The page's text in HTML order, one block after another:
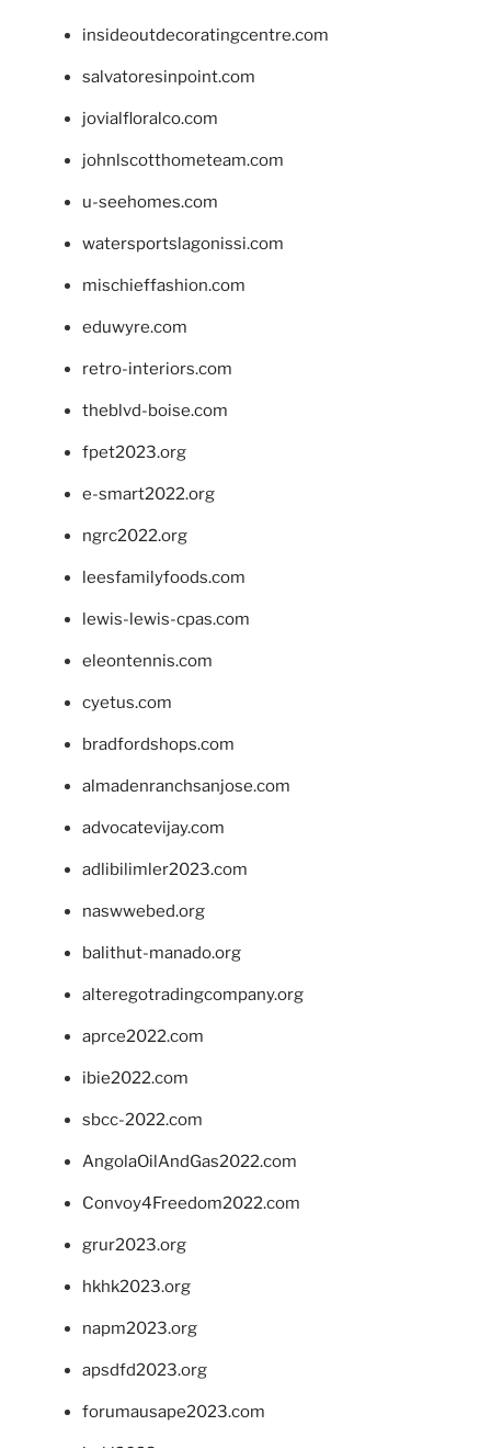
insideoutdecoratingcentre.com
salvatoresinpoint.com
jovialfloralco.com
johnlscotthometeam.com
u-seehomes.com
watersportslagonissi.com
mischieffashion.com
eduwyre.com
retro-interiors.com
theblvd-boise.com
fpet2023.org
e-smart2022.org
ngrc2022.org
leesfamilyfoods.com
lewis-lewis-cpas.com
eleontennis.com
cyetus.com
bradfordshops.com
almadenranchsanjose.com
advocatevijay.com
adlibilimler2023.com
naswwebed.org
balithut-manado.org
alteregotradingcompany.org
aprce2022.com
ibie2022.com
sbcc-2022.com
AngolaOilAndGas2022.com
Convoy4Freedom2022.com
grur2023.org
hkhk2023.org
napm2023.org
apsdfd2023.org
forumausape2023.com